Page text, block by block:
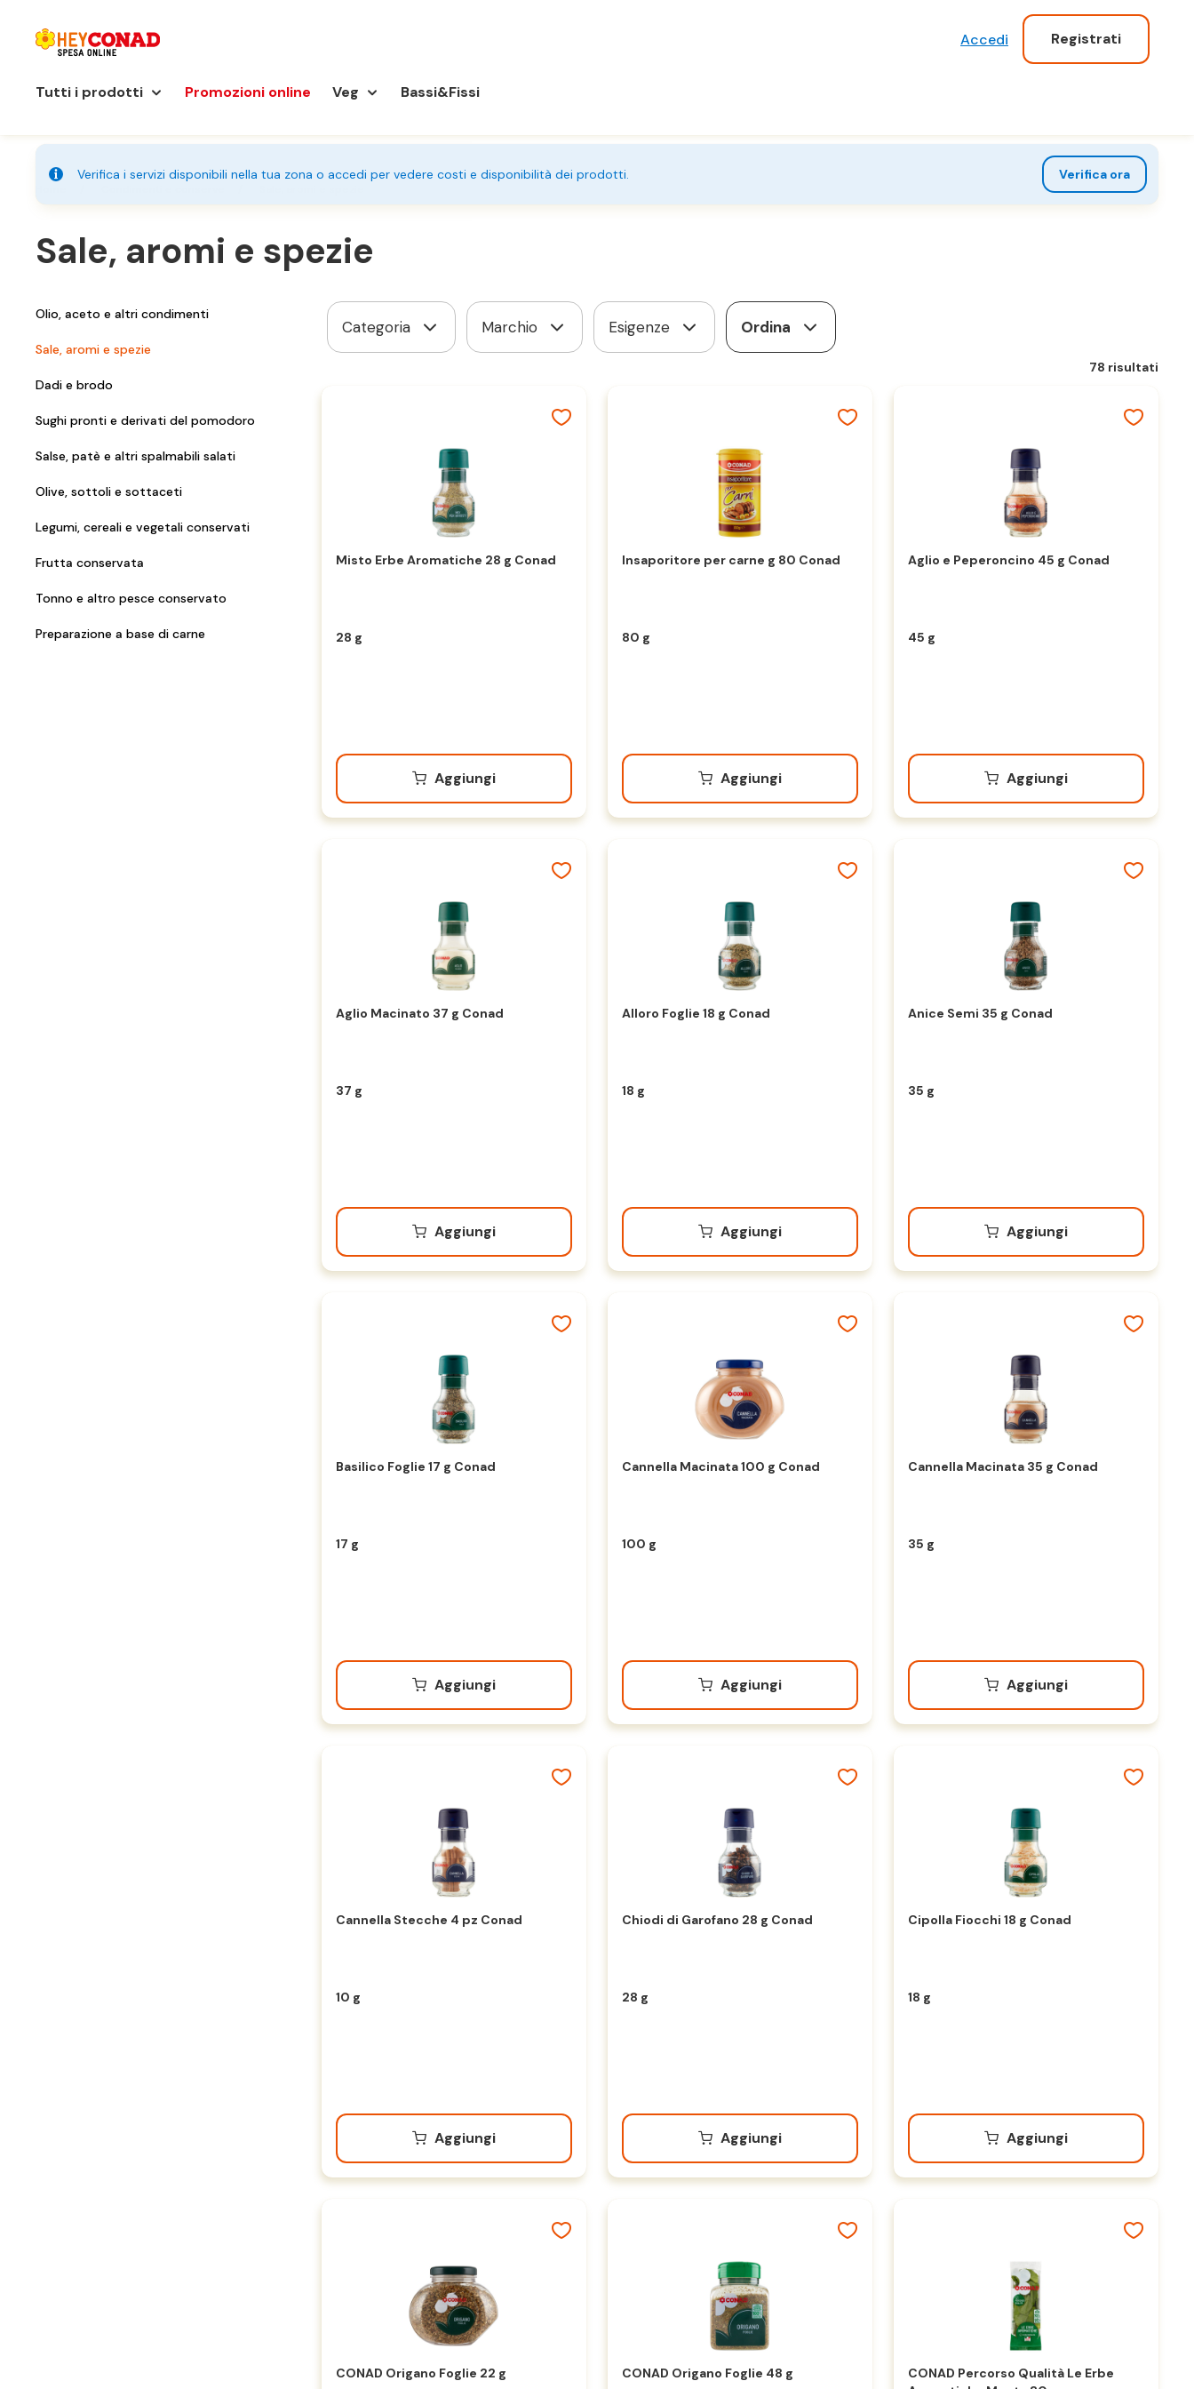
Accedi Registrati
Tutti i prodotti Promozioni online Veg Bassi&Fissi
Verifica i servizi disponibili nella tua zona o accedi per vedere costi e disponibilità dei prodotti. Verifica ora
Sale, aromi e spezie
Olio, aceto e altri condimenti
Sale, aromi e spezie
Dadi e brodo
Sughi pronti e derivati del pomodoro
Salse, patè e altri spalmabili salati
Olive, sottoli e sottaceti
Legumi, cereali e vegetali conservati
Frutta conservata
Tonno e altro pesce conservato
Preparazione a base di carne
Categoria Marchio Esigenze Ordina
78 risultati
Misto Erbe Aromatiche 28 g Conad
28 g
Aggiungi
Insaporitore per carne g 80 Conad
80 g
Aggiungi
Aglio e Peperoncino 45 g Conad
45 g
Aggiungi
Aglio Macinato 37 g Conad
37 g
Aggiungi
Alloro Foglie 18 g Conad
18 g
Aggiungi
Anice Semi 35 g Conad
35 g
Aggiungi
Basilico Foglie 17 g Conad
17 g
Aggiungi
Cannella Macinata 100 g Conad
100 g
Aggiungi
Cannella Macinata 35 g Conad
35 g
Aggiungi
Cannella Stecche 4 pz Conad
10 g
Aggiungi
Chiodi di Garofano 28 g Conad
28 g
Aggiungi
Cipolla Fiocchi 18 g Conad
18 g
Aggiungi
CONAD Origano Foglie 22 g CONAD Origano Foglie 48 g
CONAD Percorso Qualità Le Erbe